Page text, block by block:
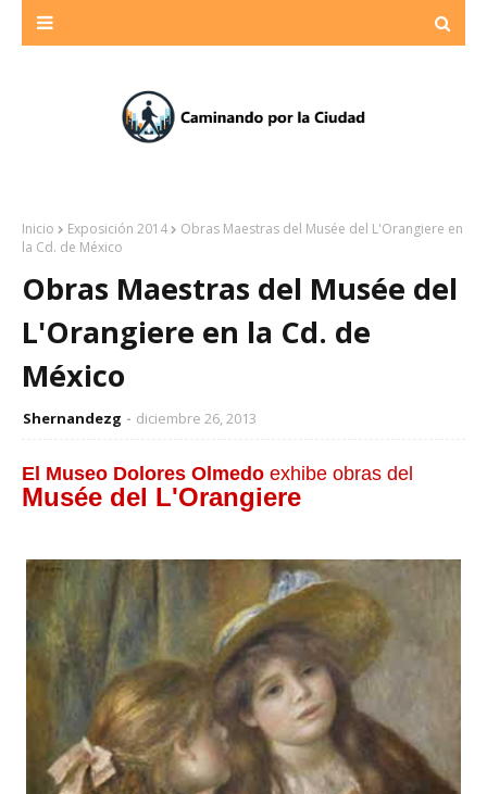
Inicio Exposición 2014
Obras Maestras del Musée del L'Orangiere en
la Cd. de México
Obras Maestras del Musée del
L'Orangiere en la Cd. de
México
Shernandezg diciembre 26, 2013
El Museo Dolores Olmedo exhibe obras del
Musée del L'Orangiere